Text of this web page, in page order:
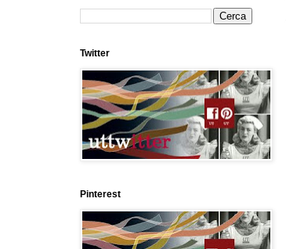
Twitter
Pinterest